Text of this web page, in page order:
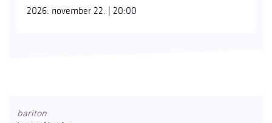
2026. november 22. | 20:00
bariton